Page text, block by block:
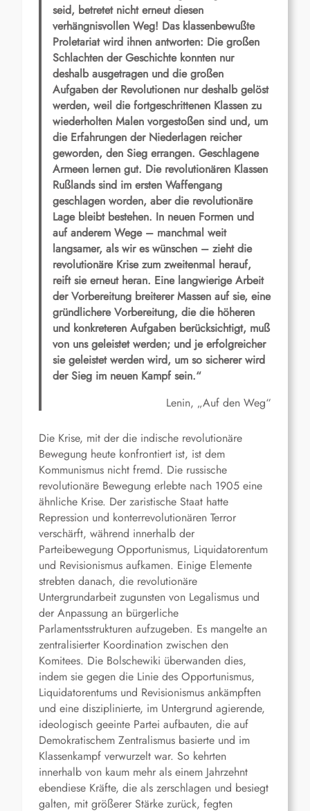
seid, betretet nicht erneut diesen
verhängnisvollen Weg! Das klassenbewußte
Proletariat wird ihnen antworten: Die großen
Schlachten der Geschichte konnten nur
deshalb ausgetragen und die großen
Aufgaben der Revolutionen nur deshalb gelöst
werden, weil die fortgeschrittenen Klassen zu
wiederholten Malen vorgestoßen sind und, um
die Erfahrungen der Niederlagen reicher
geworden, den Sieg errangen. Geschlagene
Armeen lernen gut. Die revolutionären Klassen
Rußlands sind im ersten Waffengang
geschlagen worden, aber die revolutionäre
Lage bleibt bestehen. In neuen Formen und
auf anderem Wege – manchmal weit
langsamer, als wir es wünschen – zieht die
revolutionäre Krise zum zweitenmal herauf,
reift sie erneut heran. Eine langwierige Arbeit
der Vorbereitung breiterer Massen auf sie, eine
gründlichere Vorbereitung, die die höheren
und konkreteren Aufgaben berücksichtigt, muß
von uns geleistet werden; und je erfolgreicher
sie geleistet werden wird, um so sicherer wird
der Sieg im neuen Kampf sein.“
Lenin, „Auf den Weg“
Die Krise, mit der die indische revolutionäre
Bewegung heute konfrontiert ist, ist dem
Kommunismus nicht fremd. Die russische
revolutionäre Bewegung erlebte nach 1905 eine
ähnliche Krise. Der zaristische Staat hatte
Repression und konterrevolutionären Terror
verschärft, während innerhalb der
Parteibewegung Opportunismus, Liquidatorentum
und Revisionismus aufkamen. Einige Elemente
strebten danach, die revolutionäre
Untergrundarbeit zugunsten von Legalismus und
der Anpassung an bürgerliche
Parlamentsstrukturen aufzugeben. Es mangelte an
zentralisierter Koordination zwischen den
Komitees. Die Bolschewiki überwanden dies,
indem sie gegen die Linie des Opportunismus,
Liquidatorentums und Revisionismus ankämpften
und eine disziplinierte, im Untergrund agierende,
ideologisch geeinte Partei aufbauten, die auf
Demokratischem Zentralismus basierte und im
Klassenkampf verwurzelt war. So kehrten
innerhalb von kaum mehr als einem Jahrzehnt
ebendiese Kräfte, die als zerschlagen und besiegt
galten, mit größerer Stärke zurück, fegten